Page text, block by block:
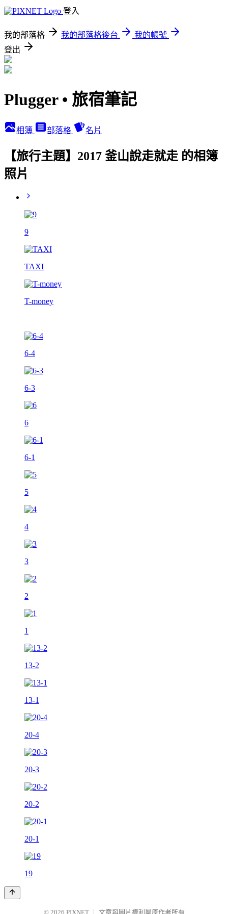
登入
我的部落格 我的部落格後台
我的帳號
登出
Plugger • 旅宿筆記
相簿 部落格 名片
【旅行主題】2017 釜山說走就走 的相簿
照片
9
TAXI
T-money
6-4
6-3
6
6-1
5
4
3
2
1
13-2
13-1
20-4
20-3
20-2
20-1
19
© 2026 PIXNET 文章與圖片權利屬原作者所有